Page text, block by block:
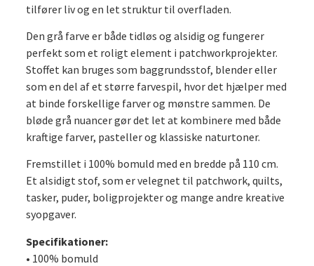
tilfører liv og en let struktur til overfladen.
Den grå farve er både tidløs og alsidig og fungerer
perfekt som et roligt element i patchworkprojekter.
Stoffet kan bruges som baggrundsstof, blender eller
som en del af et større farvespil, hvor det hjælper med
at binde forskellige farver og mønstre sammen. De
bløde grå nuancer gør det let at kombinere med både
kraftige farver, pasteller og klassiske naturtoner.
Fremstillet i 100% bomuld med en bredde på 110 cm.
Et alsidigt stof, som er velegnet til patchwork, quilts,
tasker, puder, boligprojekter og mange andre kreative
syopgaver.
Specifikationer:
• 100% bomuld